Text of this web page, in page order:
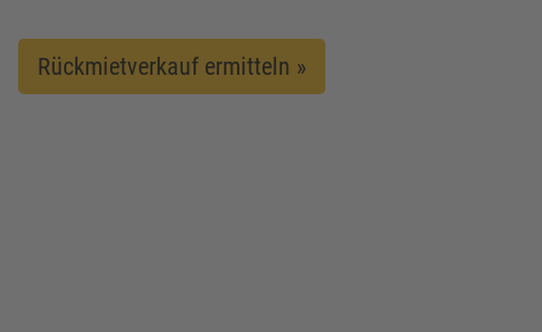
Rückmietverkauf ermitteln »